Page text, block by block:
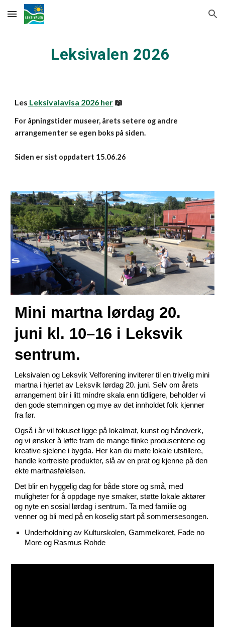
Skip to main content Skip to navigation
Leksivalen 2026
Les Leksivalavisa 2026 her 📖
For åpningstider museer, årets setere og andre
arrangementer se egen boks på siden.
Siden er sist oppdatert 15.06.26
Mini martna lørdag 20.
juni kl. 10–16 i Leksvik
sentrum.
Leksivalen og Leksvik Velforening inviterer til en trivelig mini
martna i hjertet av Leksvik lørdag 20. juni. Selv om årets
arrangement blir i litt mindre skala enn tidligere, beholder vi
den gode stemningen og mye av det innholdet folk kjenner
fra før.
Også i år vil fokuset ligge på lokalmat, kunst og håndverk,
og vi ønsker å løfte fram de mange flinke produsentene og
kreative sjelene i bygda. Her kan du møte lokale utstillere,
handle kortreiste produkter, slå av en prat og kjenne på den
ekte martnasfølelsen.
Det blir en hyggelig dag for både store og små, med
muligheter for å oppdage nye smaker, støtte lokale aktører
og nyte en sosial lørdag i sentrum. Ta med familie og
venner og bli med på en koselig start på sommersesongen.
Underholdning av Kulturskolen, Gammelkoret, Fade no
More og Rasmus Rohde